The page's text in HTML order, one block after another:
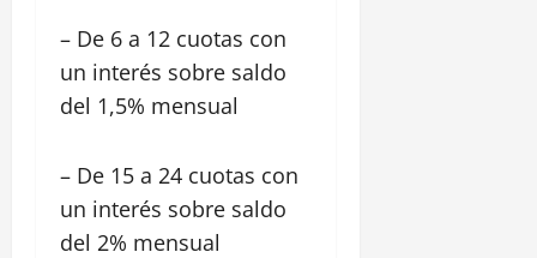
– De 6 a 12 cuotas con
un interés sobre saldo
del 1,5% mensual
– De 15 a 24 cuotas con
un interés sobre saldo
del 2% mensual